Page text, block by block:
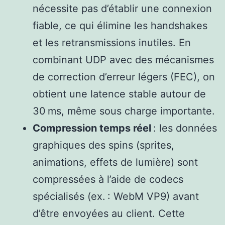
nécessite pas d’établir une connexion
fiable, ce qui élimine les handshakes
et les retransmissions inutiles. En
combinant UDP avec des mécanismes
de correction d’erreur légers (FEC), on
obtient une latence stable autour de
30 ms, même sous charge importante.
Compression temps réel : les données
graphiques des spins (sprites,
animations, effets de lumière) sont
compressées à l’aide de codecs
spécialisés (ex. : WebM VP9) avant
d’être envoyées au client. Cette